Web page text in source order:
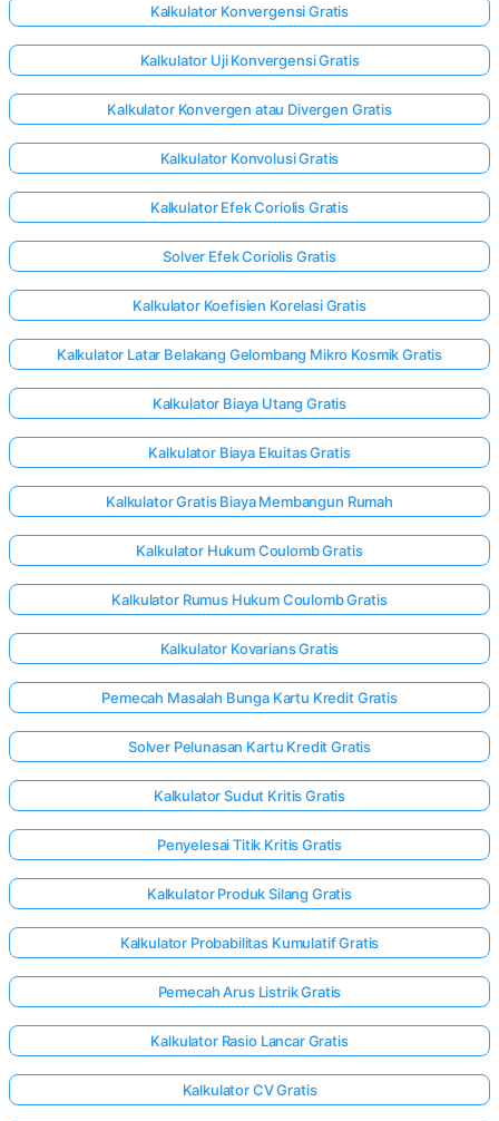
Kalkulator Konvergensi Gratis
Kalkulator Uji Konvergensi Gratis
Kalkulator Konvergen atau Divergen Gratis
Kalkulator Konvolusi Gratis
Kalkulator Efek Coriolis Gratis
Solver Efek Coriolis Gratis
Kalkulator Koefisien Korelasi Gratis
Kalkulator Latar Belakang Gelombang Mikro Kosmik Gratis
Kalkulator Biaya Utang Gratis
Kalkulator Biaya Ekuitas Gratis
Kalkulator Gratis Biaya Membangun Rumah
Kalkulator Hukum Coulomb Gratis
Kalkulator Rumus Hukum Coulomb Gratis
Kalkulator Kovarians Gratis
Pemecah Masalah Bunga Kartu Kredit Gratis
Solver Pelunasan Kartu Kredit Gratis
Kalkulator Sudut Kritis Gratis
Penyelesai Titik Kritis Gratis
Kalkulator Produk Silang Gratis
Kalkulator Probabilitas Kumulatif Gratis
Pemecah Arus Listrik Gratis
Kalkulator Rasio Lancar Gratis
Kalkulator CV Gratis